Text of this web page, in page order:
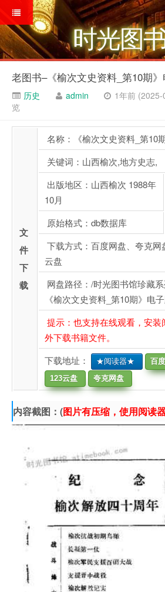
时光图
老图书–《榆次文史资料_第10期
历史 admin 1年前
览
文
件
下
载
名称：《榆次文史资料_第10
关键词：山西榆次,地方史志,
出版地区：山西榆次 1988年
10月
原始格式：db数据库
下载方式：百度网盘、夸克网
云盘
网盘路径：/时光图书馆珍藏
《榆次文史资料_第10期》电
提示：也支持在线观看，安
外下载书籍文件。
下载地址：
★阅读器★ 百
123云盘
夸克网盘
内容截图：(图片有压缩，使用阅读